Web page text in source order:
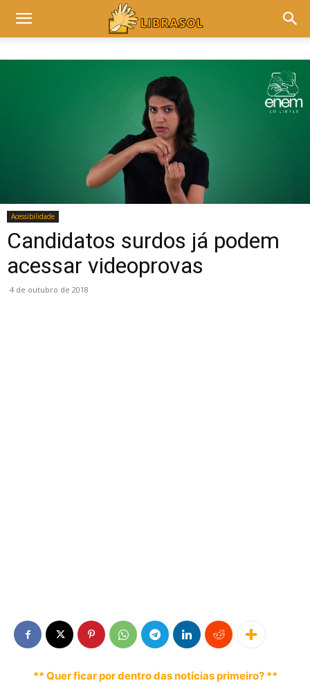
Acessibilidade
Candidatos surdos já podem
acessar videoprovas
4 de outubro de 2018
** Quer ficar por dentro das notícias primeiro? **